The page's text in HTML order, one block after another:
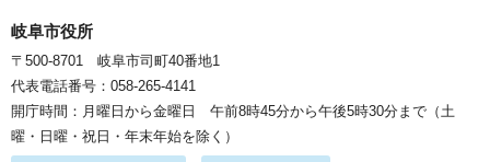
岐阜市役所
〒500-8701 岐阜市司町40番地1
代表電話番号：058-265-4141
開庁時間：月曜日から金曜日 午前8時45分から午後5時30分まで（土
曜・日曜・祝日・年末年始を除く）